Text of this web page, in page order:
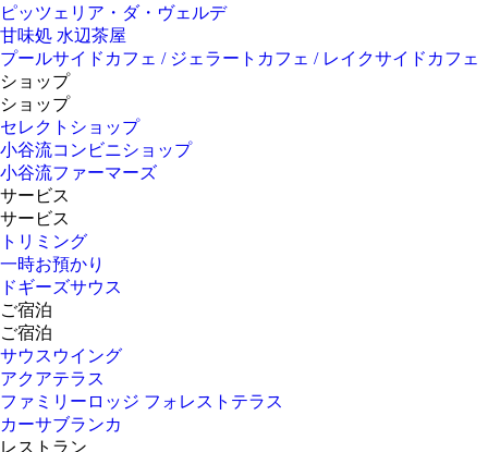
ピッツェリア・ダ・ヴェルデ
甘味処 水辺茶屋
プールサイドカフェ / ジェラートカフェ / レイクサイドカフェ
ショップ
ショップ
セレクトショップ
小谷流コンビニショップ
小谷流ファーマーズ
サービス
サービス
トリミング
一時お預かり
ドギーズサウス
ご宿泊
ご宿泊
サウスウイング
アクアテラス
ファミリーロッジ フォレストテラス
カーサブランカ
レストラン